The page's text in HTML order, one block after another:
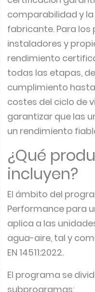
comparabilidad y
fabricante. Para los
instaladores y
rendimiento
todas las etapas,
cumplimiento
costes del ciclo de
garantizar que las
un rendimiento
¿Qué
incluyen?
El ámbito del
Performance para
aplica a las
agua-aire, tal y
EN 14511:2022.
El programa se
subprogramas: